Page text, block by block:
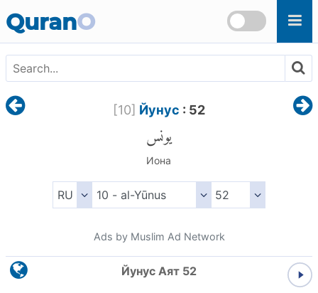
QuranO
[10] Йунус : 52
يونس
Иона
Ads by Muslim Ad Network
Йунус Аят 52